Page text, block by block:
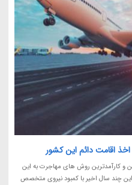
اقامت دائم این کشور
و کارآمدترین روش های مهاجرت به این
چند سال اخیر با کمبود نیروی متخصص